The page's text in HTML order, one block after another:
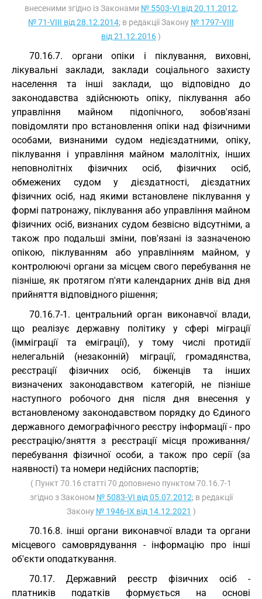
внесеними згідно із Законами № 5503-VI від 20.11.2012,
№ 71-VIII від 28.12.2014; в редакції Закону № 1797-VIII
від 21.12.2016)
70.16.7. органи опіки і піклування, виховні,
лікувальні заклади, заклади соціального захисту
населення та інші заклади, що відповідно до
законодавства здійснюють опіку, піклування або
управління майном підопічного, зобов'язані
повідомляти про встановлення опіки над фізичними
особами, визнаними судом недієздатними, опіку,
піклування і управління майном малолітніх, інших
неповнолітніх фізичних осіб, фізичних осіб,
обмежених судом у дієздатності, дієздатних
фізичних осіб, над якими встановлене піклування у
формі патронажу, піклування або управління майном
фізичних осіб, визнаних судом безвісно відсутніми, а
також про подальші зміни, пов'язані із зазначеною
опікою, піклуванням або управлінням майном, у
контролюючі органи за місцем свого перебування не
пізніше, як протягом п'яти календарних днів від дня
прийняття відповідного рішення;
70.16.7-1. центральний орган виконавчої влади,
що реалізує державну політику у сфері міграції
(імміграції та еміграції), у тому числі протидії
нелегальній (незаконній) міграції, громадянства,
реєстрації фізичних осіб, біженців та інших
визначених законодавством категорій, не пізніше
наступного робочого дня після дня внесення у
встановленому законодавством порядку до Єдиного
державного демографічного реєстру інформації - про
реєстрацію/зняття з реєстрації місця проживання/
перебування фізичної особи, а також про серії (за
наявності) та номери недійсних паспортів;
( Пункт 70.16 статті 70 доповнено пунктом 70.16.7-1
згідно з Законом № 5083-VI від 05.07.2012; в редакції
Закону № 1946-IX від 14.12.2021 )
70.16.8. інші органи виконавчої влади та органи
місцевого самоврядування - інформацію про інші
об'єкти оподаткування.
70.17. Державний реєстр фізичних осіб -
платників податків формується на основі